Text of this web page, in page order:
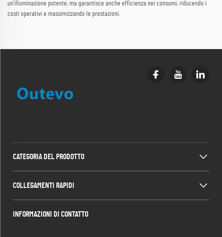
un'illuminazione potente, ma garantisce anche efficienza nei consumi, riducendo i
costi operativi e massimizzando le prestazioni.
CATEGORIA DEL PRODOTTO
COLLEGAMENTI RAPIDI
INFORMAZIONI DI CONTATTO